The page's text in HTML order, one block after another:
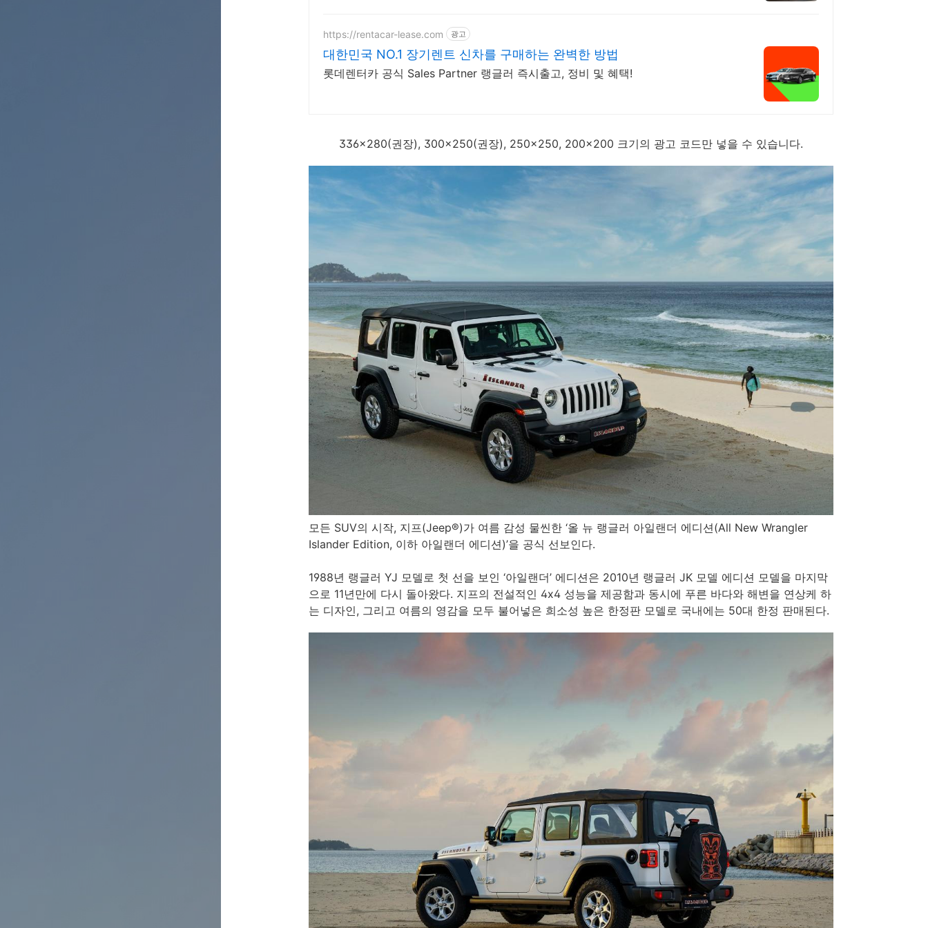
https://rentacar-lease.com 광고
대한민국 NO.1 장기렌트 신차를 구매하는 완벽한 방법
롯데렌터카 공식 Sales Partner 랭글러 즉시출고, 정비 및 혜택!
336x280(권장), 300x250(권장), 250x250, 200x200 크기의 광고 코드만 넣을 수 있습니다.
모든 SUV의 시작, 지프(Jeep®)가 여름 감성 물씬한 ‘올 뉴 랭글러 아일랜더 에디션(All New Wrangler
Islander Edition, 이하 아일랜더 에디션)’을 공식 선보인다.
1988년 랭글러 YJ 모델로 첫 선을 보인 ‘아일랜더’ 에디션은 2010년 랭글러 JK 모델 에디션 모델을 마지막
으로 11년만에 다시 돌아왔다. 지프의 전설적인 4x4 성능을 제공함과 동시에 푸른 바다와 해변을 연상케 하
는 디자인, 그리고 여름의 영감을 모두 불어넣은 희소성 높은 한정판 모델로 국내에는 50대 한정 판매된다.